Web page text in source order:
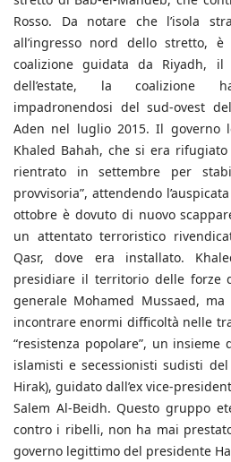
Rosso. Da notare che l’isola
all’ingresso nord dello stretto,
coalizione guidata da Riyadh,
dell’estate, la coalizione
impadronendosi del sud-ovest
Aden nel luglio 2015. Il governo
Khaled Bahah, che si era
rientrato in settembre per
provvisoria”, attendendo
ottobre è dovuto di nuovo
un attentato terroristico
Qasr, dove era installato.
presidiare il territorio delle forze
generale Mohamed Mussaed, ma
incontrare enormi difficoltà nelle
“resistenza popolare”, un
islamisti e secessionisti sudisti del
Hirak), guidato dall’ex vice-
Salem Al-Beidh. Questo gruppo
contro i ribelli, non ha mai
governo legittimo del presidente